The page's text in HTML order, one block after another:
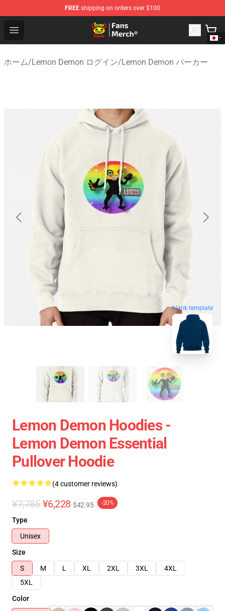
FREE shipping on orders over $100
Open menu
Lemon Demon Store - Official Lemon Demon
ホーム/Lemon Demon ログイン/Lemon Demon パーカー
blank template
Lemon Demon Hoodies -
Lemon Demon Essential
Pullover Hoodie
(4 customer reviews)
¥7,785 ¥6,228 $42.95 -20%
Type
Unisex
Size
S
M L XL 2XL 3XL
4XL
5XL
Color